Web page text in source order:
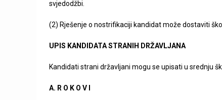
svjedodžbi.
(2) Rješenje o nostrifikaciji kandidat može dostaviti
UPIS KANDIDATA STRANIH DRŽAVLJANA
Kandidati strani državljani mogu se upisati u srednju
A. R O K O V I